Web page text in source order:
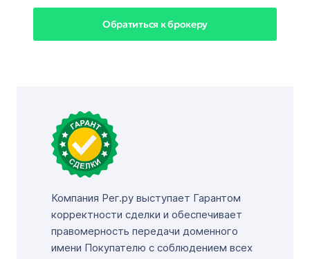
Обратиться к брокеру
Компания Рег.ру выступает Гарантом
корректности сделки и обеспечивает
правомерность передачи доменного
имени Покупателю с соблюдением всех